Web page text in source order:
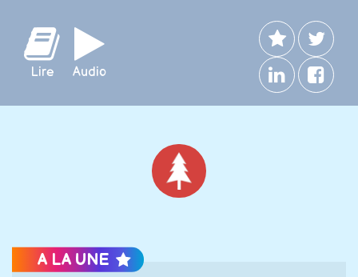
Lire Audio
Noël
A LA UNE